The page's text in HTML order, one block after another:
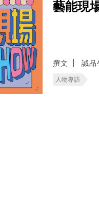
藝能現
撰文 誠品
人物專訪